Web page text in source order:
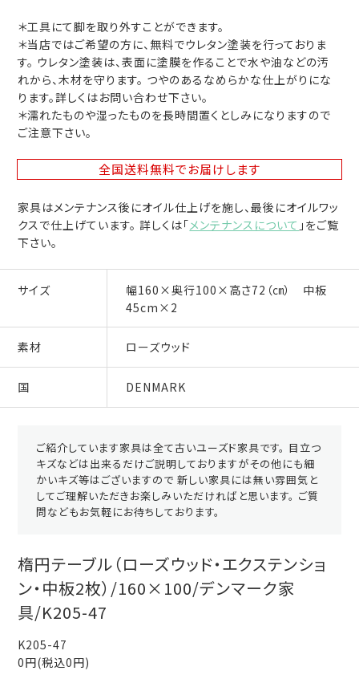
＊工具にて脚を取り外すことができます。
＊当店ではご希望の方に、無料でウレタン塗装を行っておりま
す。 ウレタン塗装は、表面に塗膜を作ることで水や油などの汚
れから、木材を守ります。 つやのあるなめらかな仕上がりにな
ります。詳しくはお問い合わせ下さい。
＊濡れたものや湿ったものを長時間置くとしみになりますので
ご注意下さい。
全国送料無料でお届けします
家具はメンテナンス後にオイル仕上げを施し、最後にオイルワッ
クスで仕上げています。 詳しくは「メンテナンスについて 」をご覧
下さい。
サイズ
幅160×奥行100×高さ72（㎝） 中板
45cm×2
素材 ローズウッド
国 DENMARK
ご紹介しています家具は全て古いユーズド家具です。 目立つ
キズなどは出来るだけご説明しておりますがその他にも細
かいキズ等はございますので 新しい家具には無い雰囲気と
してご理解いただきお楽しみいただければと思います。 ご質
問などもお気軽にお待ちしております。
楕円テーブル（ローズウッド・エクステンショ
ン・中板2枚）/160×100/デンマーク家
具/K205-47
K205-47
0円(税込0円)